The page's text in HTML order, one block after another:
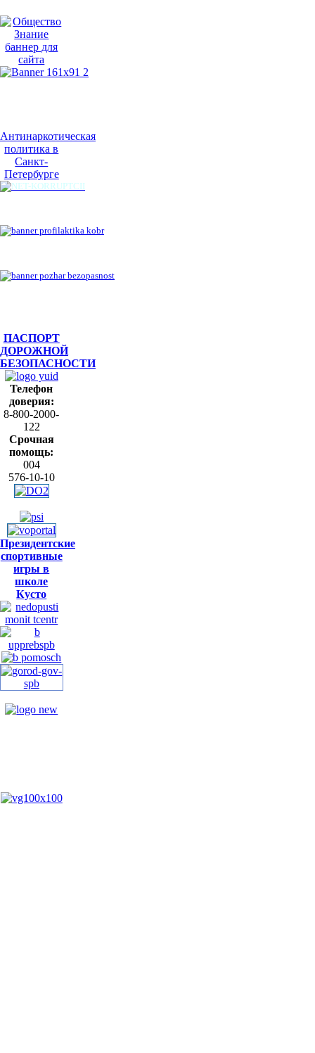
Антинаркотическая
политика в
Санкт-
Петербурге
ПАСПОРТ
ДОРОЖНОЙ
БЕЗОПАСНОСТИ
Телефон
доверия:
8-800-2000-
122
Срочная
помощь:
004
576-10-10
Президентские
спортивные
игры в
школе
Кусто